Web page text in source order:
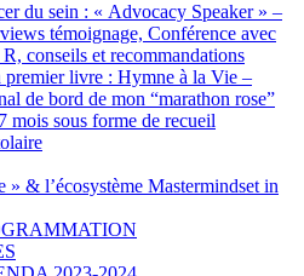
du sein : « Advocacy Speaker » –
témoignage, Conférence avec
conseils et recommandations
premier livre : Hymne à la Vie –
de bord de mon “marathon rose”
mois sous forme de recueil
» & l’écosystème Mastermindset in